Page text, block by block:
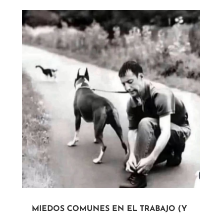
MIEDOS COMUNES EN EL TRABAJO (Y